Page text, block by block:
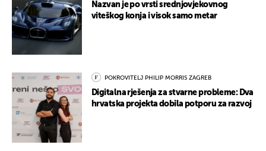
Nazvan je po vrsti srednjovjekovnog
viteškog konja i visok samo metar
POKROVITELJ PHILIP MORRIS ZAGREB
Digitalna rješenja za stvarne probleme: Dva
hrvatska projekta dobila potporu za razvoj